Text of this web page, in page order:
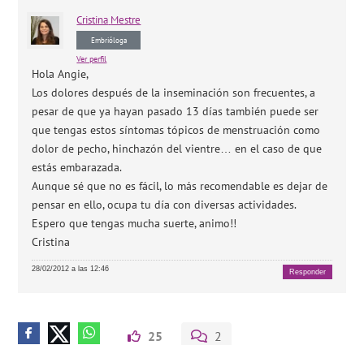
Cristina Mestre
Embrióloga
Ver perfil
Hola Angie,
Los dolores después de la inseminación son frecuentes, a
pesar de que ya hayan pasado 13 días también puede ser
que tengas estos síntomas tópicos de menstruación como
dolor de pecho, hinchazón del vientre… en el caso de que
estás embarazada.
Aunque sé que no es fácil, lo más recomendable es dejar de
pensar en ello, ocupa tu día con diversas actividades.
Espero que tengas mucha suerte, animo!!
Cristina
28/02/2012 a las 12:46 Responder
25 2